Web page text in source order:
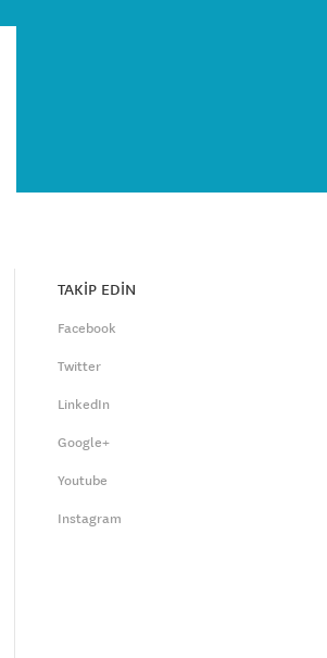
TAKİP EDİN
Facebook
Twitter
LinkedIn
Google+
Youtube
Instagram